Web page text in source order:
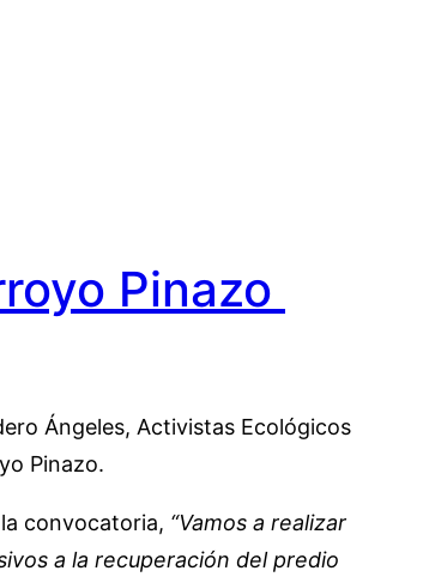
Pinazo
Ángeles, Activistas Ecológicos
Pinazo.
convocatoria, “Vamos a realizar
a la recuperación del predio